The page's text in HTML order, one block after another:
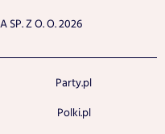
SP. Z O. O. 2026
Party.pl
Polki.pl